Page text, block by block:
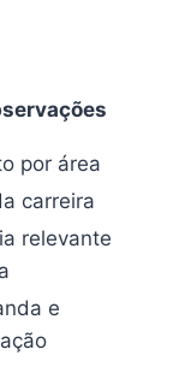
por área
carreira
relevante
e